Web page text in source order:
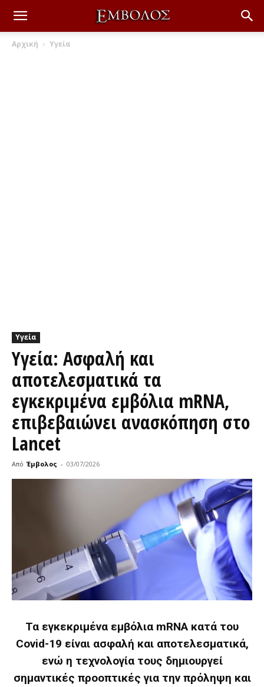
Αρχική Υγεία
Υγεία
Υγεία: Ασφαλή και
αποτελεσματικά τα
εγκεκριμένα εμβόλια mRNA,
επιβεβαιώνει ανασκόπηση στο
Lancet
Από Έμβολος - 03/07/2026
Τα εγκεκριμένα εμβόλια mRNA κατά του
Covid-19 είναι ασφαλή και αποτελεσματικά,
ενώ η τεχνολογία τους δημιουργεί
σημαντικές προοπτικές για την πρόληψη και